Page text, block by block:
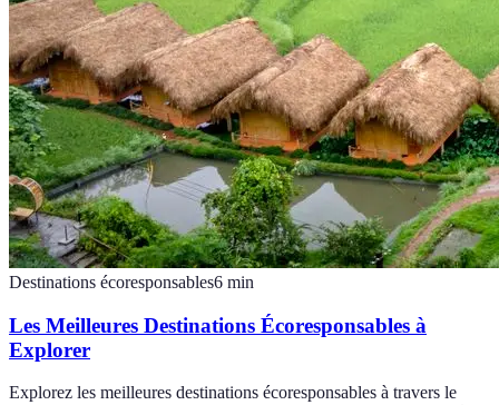
Destinations écoresponsables6 min
Les Meilleures Destinations Écoresponsables à
Explorer
Explorez les meilleures destinations écoresponsables à travers le